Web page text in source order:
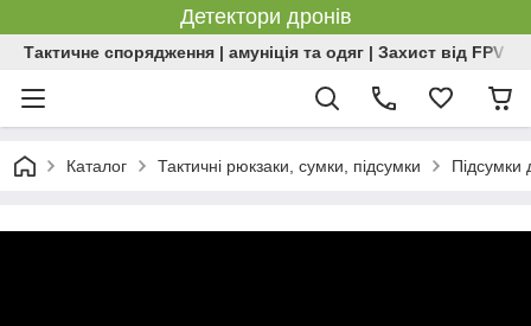
Детектори дронів
Тактичне спорядження | амуніція та одяг | Захист від FPV |
Каталог Тактичні рюкзаки, сумки, підсумки Підсумки